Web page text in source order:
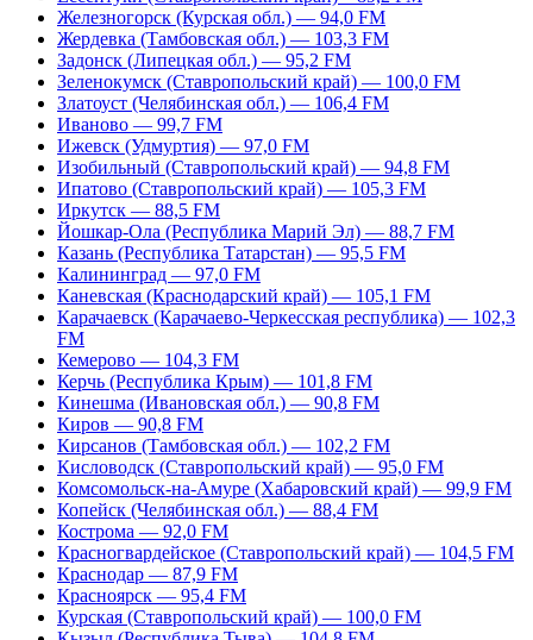
Железногорск (Курская обл.) — 94,0 FM
Жердевка (Тамбовская обл.) — 103,3 FM
Задонск (Липецкая обл.) — 95,2 FM
Зеленокумск (Ставропольский край) — 100,0 FM
Златоуст (Челябинская обл.) — 106,4 FM
Иваново — 99,7 FM
Ижевск (Удмуртия) — 97,0 FM
Изобильный (Ставропольский край) — 94,8 FM
Ипатово (Ставропольский край) — 105,3 FM
Иркутск — 88,5 FM
Йошкар-Ола (Республика Марий Эл) — 88,7 FM
Казань (Республика Татарстан) — 95,5 FM
Калининград — 97,0 FM
Каневская (Краснодарский край) — 105,1 FM
Карачаевск (Карачаево-Черкесская республика) — 102,3
FM
Кемерово — 104,3 FM
Керчь (Республика Крым) — 101,8 FM
Кинешма (Ивановская обл.) — 90,8 FM
Киров — 90,8 FM
Кирсанов (Тамбовская обл.) — 102,2 FM
Кисловодск (Ставропольский край) — 95,0 FM
Комсомольск-на-Амуре (Хабаровский край) — 99,9 FM
Копейск (Челябинская обл.) — 88,4 FM
Кострома — 92,0 FM
Красногвардейское (Ставропольский край) — 104,5 FM
Краснодар — 87,9 FM
Красноярск — 95,4 FM
Курская (Ставропольский край) — 100,0 FM